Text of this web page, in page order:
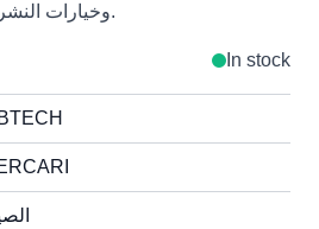
وخيارات النشر قبل طلب عرض السعر.
In stock